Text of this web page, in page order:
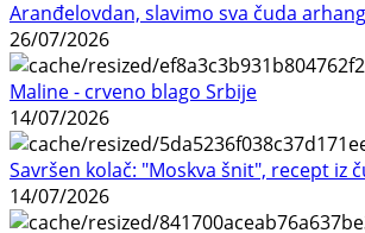
Aranđelovdan, slavimo sva čuda
26/07/2026
Maline - crveno blago Srbije
14/07/2026
Savršen kolač: "Moskva šnit", recept iz
14/07/2026